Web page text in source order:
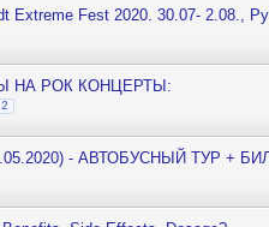
Extreme Fest 2020. 30.07- 2.08.,
НА РОК КОНЦЕРТЫ:
2
- АВТОБУСНЫЙ ТУР +